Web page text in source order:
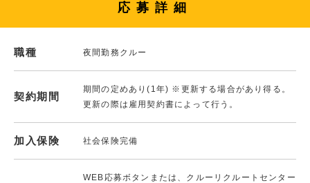
応募詳細
職種 夜間勤務クルー
契約期間
期間の定めあり(1年) ※更新する場合があり得る。
更新の際は雇用契約書によって行う。
加入保険 社会保険完備
WEB応募ボタンまたは、クルーリクルートセンター